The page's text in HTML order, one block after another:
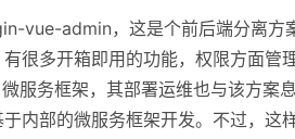
vue-admin，这是个前后端分离
很多开箱即用的功能，权限方面
服务框架，其部署运维也与该方案
内部的微服务框架开发。不过，